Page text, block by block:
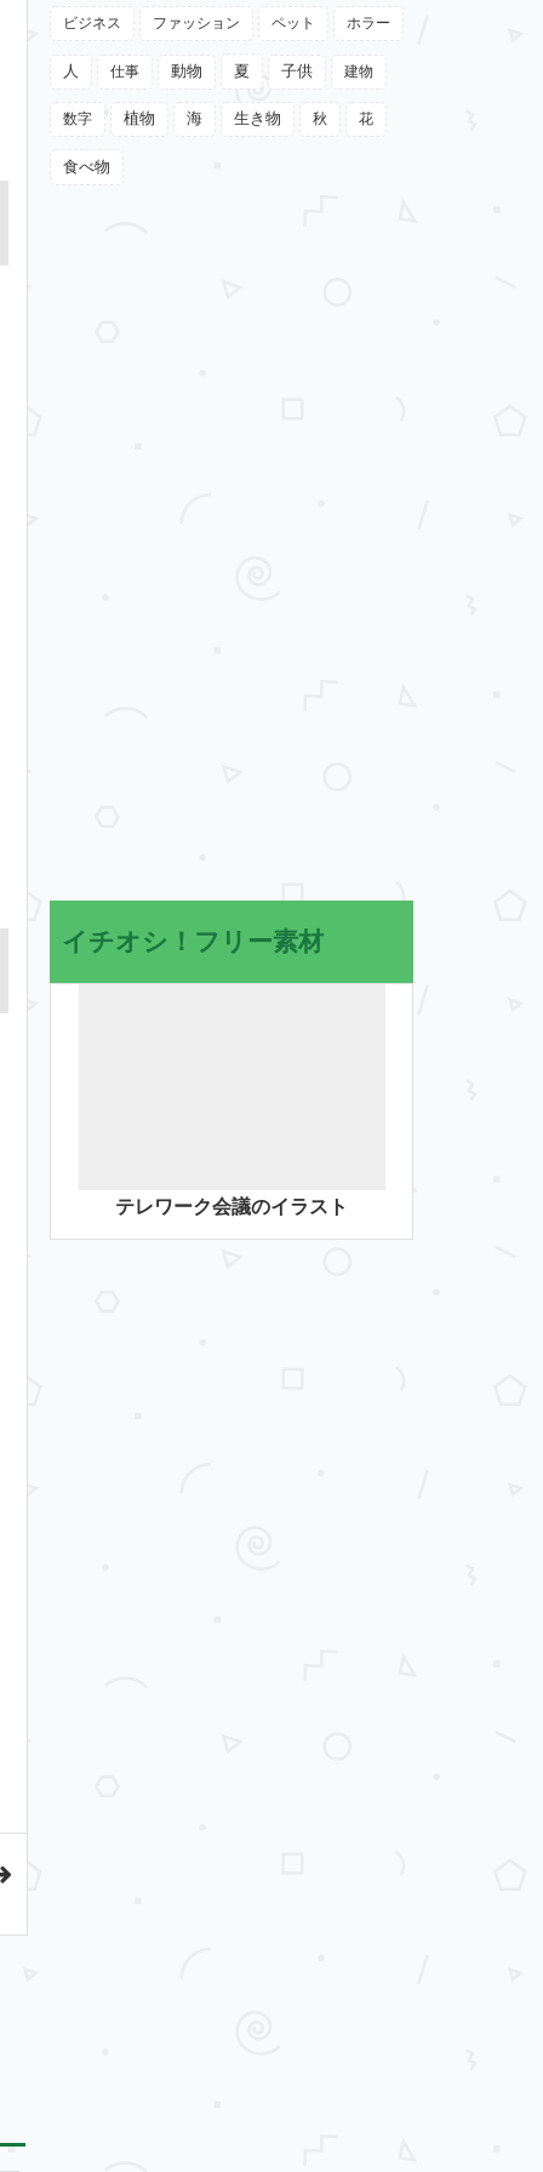
ビジネス ファッション ペット ホラー
人 仕事 動物 夏 子供 建物
数字 植物 海 生き物 秋 花
食べ物
イチオシ！フリー素材
テレワーク会議のイラスト